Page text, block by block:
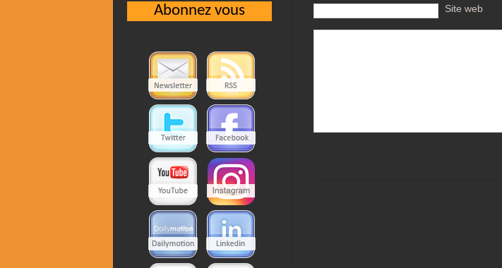
Site web
Abonnez vous